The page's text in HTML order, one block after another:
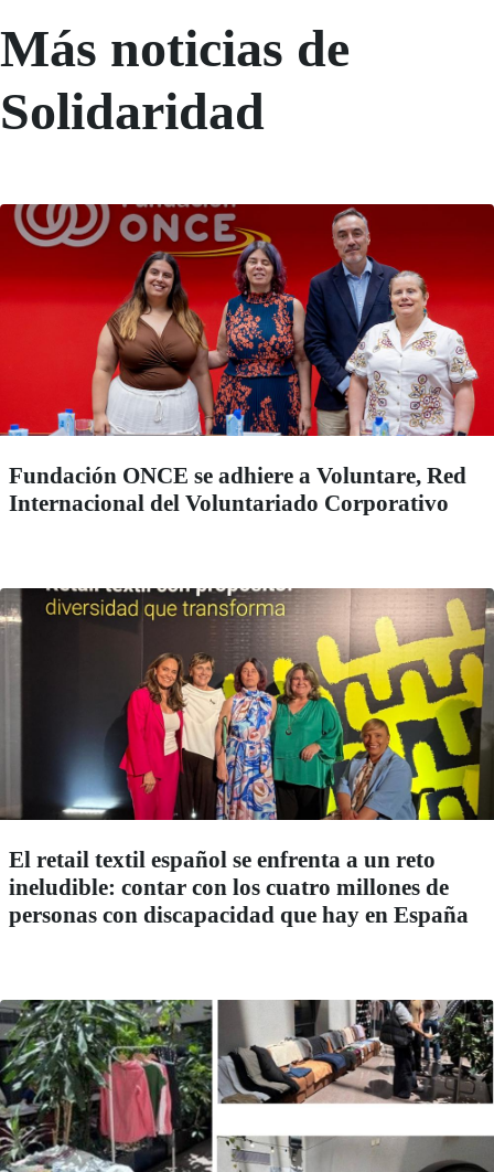
Más noticias de
Solidaridad
Fundación ONCE se adhiere a Voluntare, Red
Internacional del Voluntariado Corporativo
El retail textil español se enfrenta a un reto
ineludible: contar con los cuatro millones de
personas con discapacidad que hay en España